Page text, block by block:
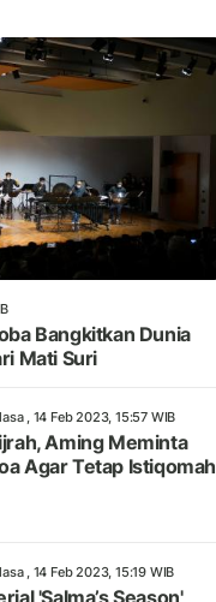
Bangkitkan Dunia
Mati Suri
, 14 Feb 2023, 15:57 WIB
Aming Meminta
Agar Tetap Istiqomah
, 14 Feb 2023, 15:19 WIB